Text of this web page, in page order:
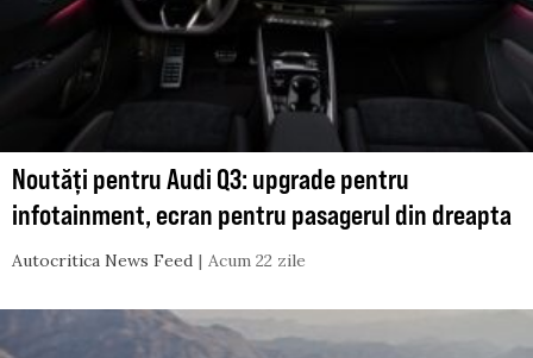
Noutăți pentru Audi Q3: upgrade pentru
infotainment, ecran pentru pasagerul din dreapta
Autocritica News Feed Acum 22 zile